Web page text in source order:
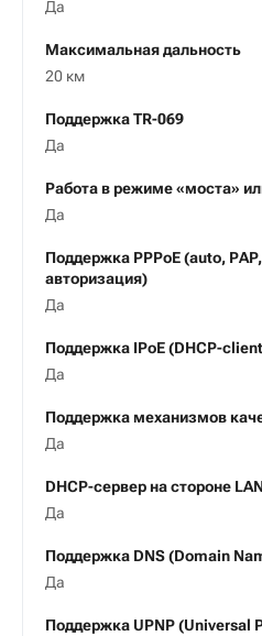
Да
Максимальная дальность
20 км
Поддержка TR-069
Да
Работа в режиме «моста»
Да
Поддержка PPPoE (auto,
авторизация)
Да
Поддержка IPoE (DHCP-
Да
Поддержка механизмов
Да
DHCP-сервер на стороне LAN
Да
Поддержка DNS (Domain
Да
Поддержка UPNP (Universal